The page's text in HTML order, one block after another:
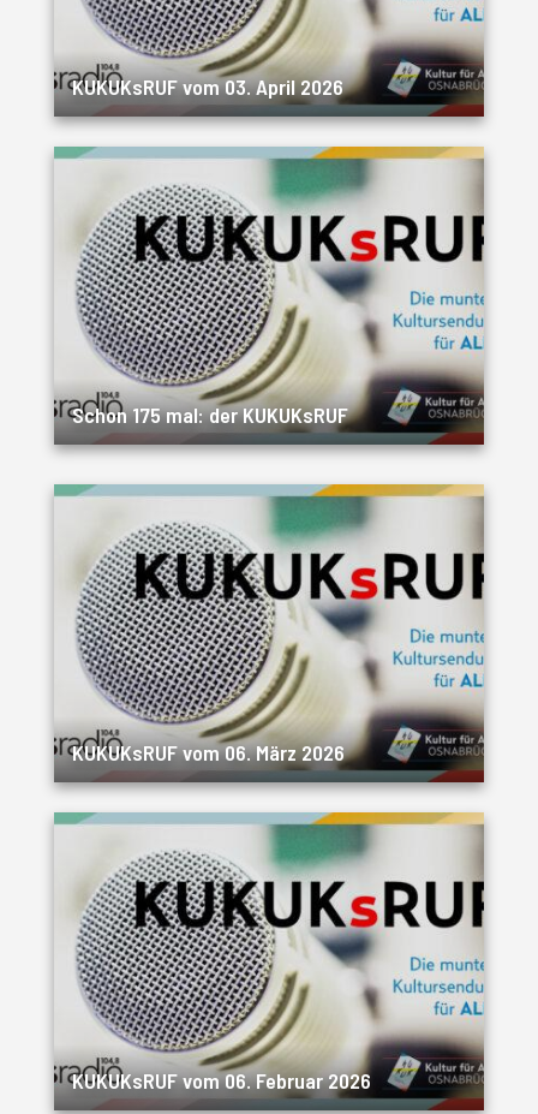
KUKUKsRUF vom 03. April 2026
Schon 175 mal: der KUKUKsRUF
KUKUKsRUF vom 06. März 2026
KUKUKsRUF vom 06. Februar 2026